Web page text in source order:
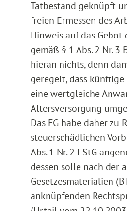
Tatbestand geknüpft
freien Ermessen des
Hinweis auf das
gemäß § 1 Abs. 2 Nr. 3
hieran nichts, denn
geregelt, dass
eine wertgleiche
Altersversorgung
Das FG habe daher zu
steuerschädlichen
Abs. 1 Nr. 2 EStG
dessen solle nach der
Gesetzesmaterialien
anknüpfenden